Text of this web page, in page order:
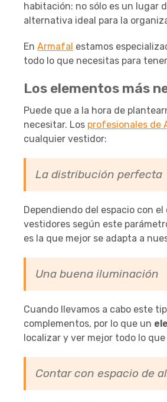
habitación: no sólo es un lugar
alternativa ideal para la
EnArmafal estamos
todo lo que necesitas para
Los elementos más
Puede que a la hora de
necesitar. Los profesionales de
cualquier vestidor:
La distribución perfecta
Dependiendo del espacio con
vestidores según este
es la que mejor se adapta a
Una buena iluminación
Cuando llevamos a cabo este
complementos, por lo que un
localizar y ver mejor todo lo
Contar con espacio de